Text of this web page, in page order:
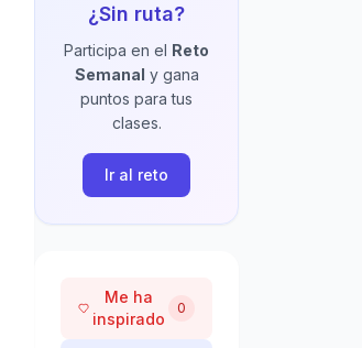
¿Sin ruta?
Participa en el Reto
Semanal y gana
puntos para tus
clases.
Ir al reto
Me ha
inspirado
0